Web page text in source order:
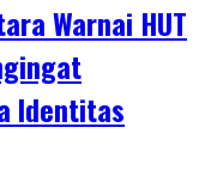
Warnai HUT
Identitas